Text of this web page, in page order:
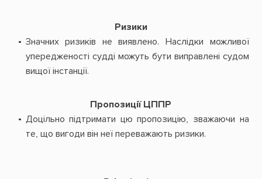
Ризики
Значних ризиків не виявлено. Наслідки можливої
упередженості судді можуть бути виправлені судом
вищої інстанції.
Пропозиції ЦППР
Доцільно підтримати цю пропозицію, зважаючи на
те, що вигоди він неї переважають ризики.